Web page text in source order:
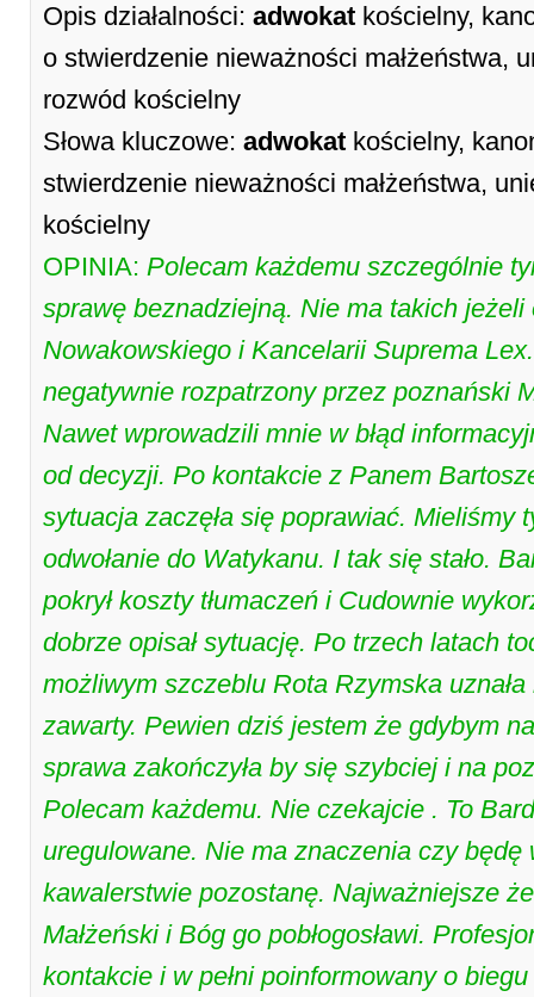
Opis działalności: adwokat kościelny,
o stwierdzenie nieważności małżeństwa,
rozwód kościelny
Słowa kluczowe: adwokat kościelny,
stwierdzenie nieważności małżeństwa,
kościelny
OPINIA: Polecam każdemu szczególnie
sprawę beznadziejną. Nie ma takich
Nowakowskiego i Kancelarii Suprema
negatywnie rozpatrzony przez poznański
Nawet wprowadzili mnie w błąd
od decyzji. Po kontakcie z Panem
sytuacja zaczęła się poprawiać. Mieliśmy
odwołanie do Watykanu. I tak się stało.
pokrył koszty tłumaczeń i Cudownie
dobrze opisał sytuację. Po trzech latach
możliwym szczeblu Rota Rzymska
zawarty. Pewien dziś jestem że gdybym
sprawa zakończyła by się szybciej i na
Polecam każdemu. Nie czekajcie . To
uregulowane. Nie ma znaczenia czy
kawalerstwie pozostanę. Najważniejsze
Małżeński i Bóg go pobłogosławi.
kontakcie i w pełni poinformowany o